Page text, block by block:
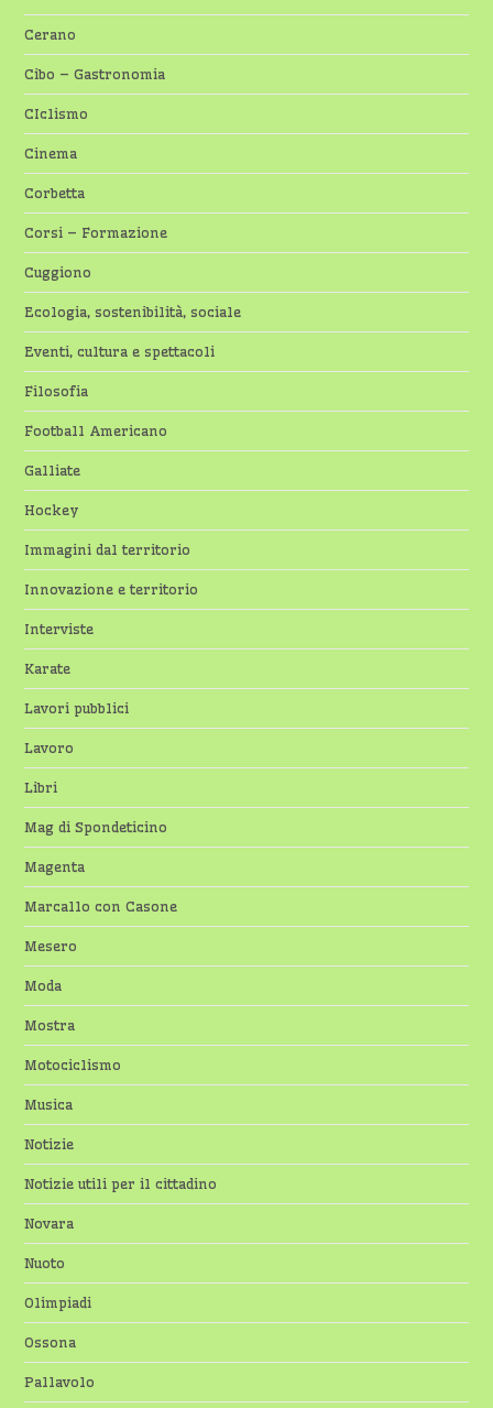
Cerano
Cibo – Gastronomia
CIclismo
Cinema
Corbetta
Corsi – Formazione
Cuggiono
Ecologia, sostenibilità, sociale
Eventi, cultura e spettacoli
Filosofia
Football Americano
Galliate
Hockey
Immagini dal territorio
Innovazione e territorio
Interviste
Karate
Lavori pubblici
Lavoro
Libri
Mag di Spondeticino
Magenta
Marcallo con Casone
Mesero
Moda
Mostra
Motociclismo
Musica
Notizie
Notizie utili per il cittadino
Novara
Nuoto
Olimpiadi
Ossona
Pallavolo